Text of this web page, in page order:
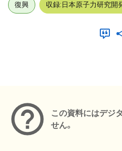
復興 収録:日本原子力研究開
この資料にはデジ
せん。